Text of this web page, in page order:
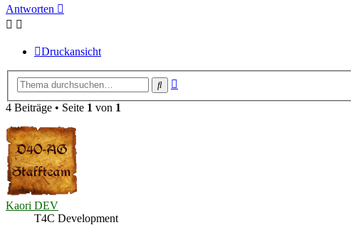
Antworten
Druckansicht
Suche
4 Beiträge • Seite 1 von 1
Kaori DEV
T4C Development